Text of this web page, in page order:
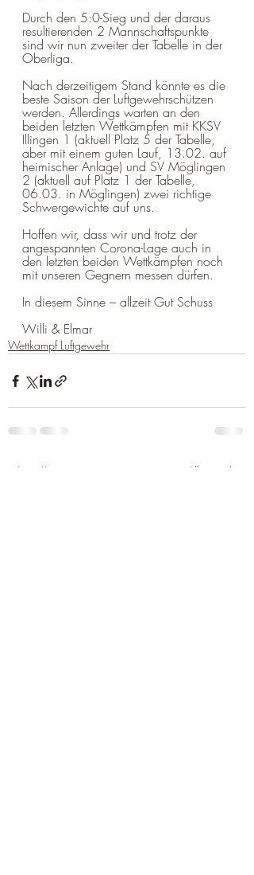
Durch den 5:0-Sieg und der daraus
resultierenden 2 Mannschaftspunkte
sind wir nun zweiter der Tabelle in der
Oberliga.
Nach derzeitigem Stand könnte es die
beste Saison der Luftgewehrschützen
werden. Allerdings warten an den
beiden letzten Wettkämpfen mit KKSV
Illingen 1 (aktuell Platz 5 der Tabelle,
aber mit einem guten Lauf, 13.02. auf
heimischer Anlage) und SV Möglingen
2 (aktuell auf Platz 1 der Tabelle,
06.03. in Möglingen) zwei richtige
Schwergewichte auf uns.
Hoffen wir, dass wir und trotz der
angespannten Corona-Lage auch in
den letzten beiden Wettkämpfen noch
mit unseren Gegnern messen dürfen.
In diesem Sinne – allzeit Gut Schuss
Willi & Elmar
Wettkampf Luftgewehr
Aktuelle Beiträge Alle ansehen